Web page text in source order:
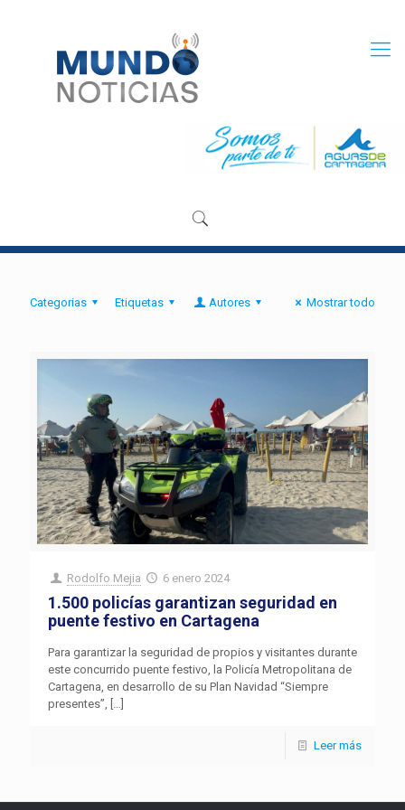
Categorias Etiquetas Autores Mostrar todo
Rodolfo Mejia 6 enero 2024
1.500 policías garantizan seguridad en
puente festivo en Cartagena
Para garantizar la seguridad de propios y visitantes durante
este concurrido puente festivo, la Policía Metropolitana de
Cartagena, en desarrollo de su Plan Navidad “Siempre
presentes”, […]
Leer más